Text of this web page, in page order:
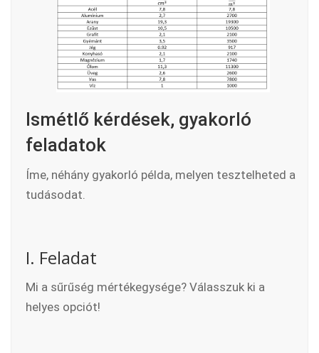
Ismétlő kérdések, gyakorló
feladatok
Íme, néhány gyakorló példa, melyen tesztelheted a
tudásodat.
I. Feladat
Mi a sűrűség mértékegysége? Válasszuk ki a
helyes opciót!